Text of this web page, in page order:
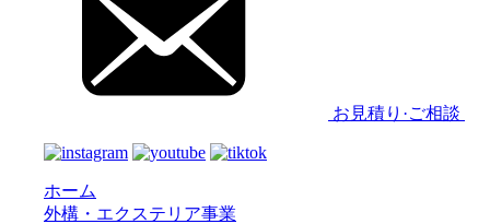
お見積り·ご相談
ホーム
外構・エクステリア事業